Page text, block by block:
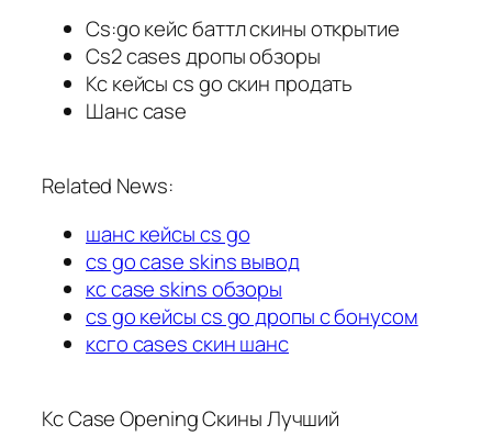
Cs:go кейс баттл скины открытие
Cs2 cases дропы обзоры
Кс кейсы cs go скин продать
Шанс case
Related News:
шанс кейсы cs go
cs go case skins вывод
кс case skins обзоры
cs go кейсы cs go дропы с бонусом
ксго cases скин шанс
Кс Case Opening Скины Лучший